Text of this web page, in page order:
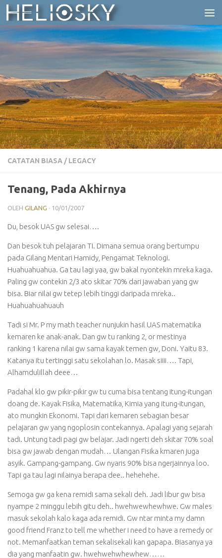
Skip to content
CATATAN BIASA / LEGACY
Tenang, Pada Akhirnya
OLEH GILANG · 10/01/2007
Du, besok UAS gw selesai….
Dan besok tuh pelajaran TI. Dimana semua orang bertumpu
pada Gilang Mentari Hamidy, Pengamat Teknologi.
Huahuahuahua. Ga tau lagi yaa, gw bakal nyontekin mreka kaga.
Paling gw contekin 2/3 ato skitar 70% dari jawaban yang gw
bisa. Biar nilai gw tetep lebih tinggi daripada mreka..
Huahuahuahuauh
Tadi si Mr. P my math teacher nunjukin hasil UAS matematika
kemaren ke anak-anak. Dan gw tu ranking 2, or mestinya
ranking 1 karena nilai gw sama kayak temen gw, Doni. Yaitu 83.
Katanya itu tertinggi satu sekolahan lo. Masak siiii…. Tapi,
Alhamdulillah deee…
Padahal klo gw pikir-pikir gw tu cuma bisa tentang itung-itungan
doang de. Kayak Fisika, Matematika, Kimia yang itung-itungan,
ato mungkin Ekonomi. Tapi dari kemaren sebagian besar
pelajaran gw yang ngoplosin contekannya. Apalagi yang sejarah
tadi. Untung tadi pagi gw belajar. Jadi ngerti deh skitar 70% soal
bisa gw jawab dengan mudah… Ulangan Fisika kmaren juga
asyik. Gampang-gampang. Gw nyaris 90% bisa ngerjainnya loo.
Tapi ga tau lagi nilainya berapa dee.. hehehehe.
Semoga gw ga kena remidi sama sekali deh. Jadi libur gw bisa
nyampe 2 minggu lebih gitu deh.. hwehwewhewhwe. Gw males
masuk sekolah kalo kaga ada remidi. Gw ntar minta my damn
good friend Franz to tell me whether i need to have a remedy or
not. Memanfaatkan teman sekalisekali kan gapapa. Biasanya ya
dia yang manfaatin gw. hwehwehwhewhew……